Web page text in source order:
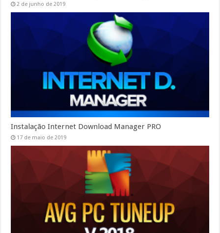
2 de junho de 2019
Instalação Internet Download Manager PRO
17 de maio de 2019